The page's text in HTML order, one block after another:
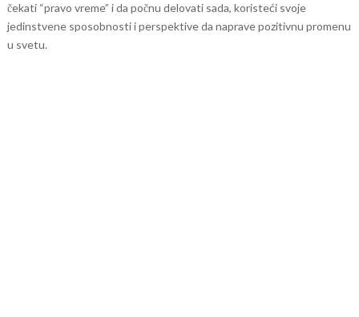
čekati “pravo vreme” i da počnu delovati sada, koristeći svoje
jedinstvene sposobnosti i perspektive da naprave pozitivnu promenu
u svetu.